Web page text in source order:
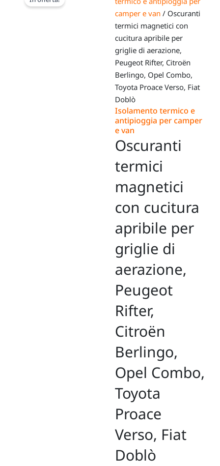
camper e van / Oscuranti
termici magnetici con
cucitura apribile per
griglie di aerazione,
Peugeot Rifter, Citroën
Berlingo, Opel Combo,
Toyota Proace Verso, Fiat
Doblò
Isolamento termico e
antipioggia per camper
e van
Oscuranti
termici
magnetici
con cucitura
apribile per
griglie di
aerazione,
Peugeot
Rifter,
Citroën
Berlingo,
Opel Combo,
Toyota
Proace
Verso, Fiat
Doblò